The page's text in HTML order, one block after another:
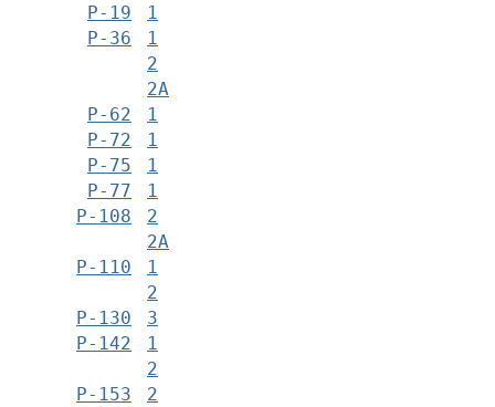
Р-19
1
Р-36
1
2
2А
Р-62
1
Р-72
1
Р-75
1
Р-77
1
Р-108
2
2А
Р-110
1
2
Р-130
3
Р-142
1
2
Р-153
2